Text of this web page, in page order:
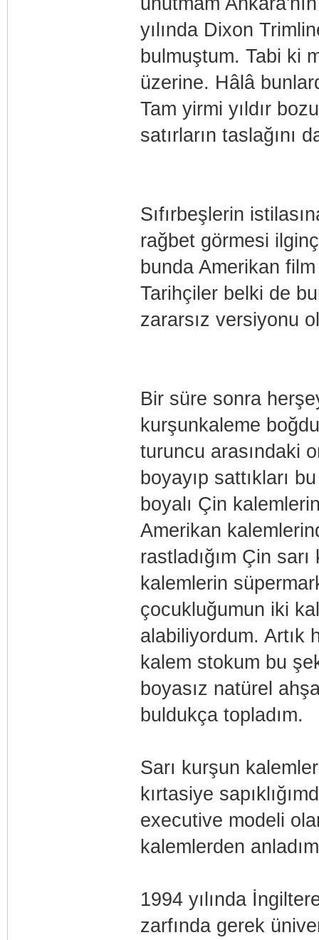
yılında Dixon
bulmuştum. Tabi ki
üzerine. Hâlâ
Tam yirmi yıldır
satırların taslağını
Sıfırbeşlerin
rağbet görmesi
bunda Amerikan
Tarihçiler belki de
zararsız versiyonu
Bir süre sonra
kurşunkaleme
turuncu arasındaki
boyayıp sattıkları
boyalı Çin
Amerikan
rastladığım Çin
kalemlerin
çocukluğumun iki
alabiliyordum. Artık
kalem stokum bu
boyasız natürel
buldukça topladım.
Sarı kurşun
kırtasiye
executive modeli
kalemlerden
1994 yılında
zarfında gerek